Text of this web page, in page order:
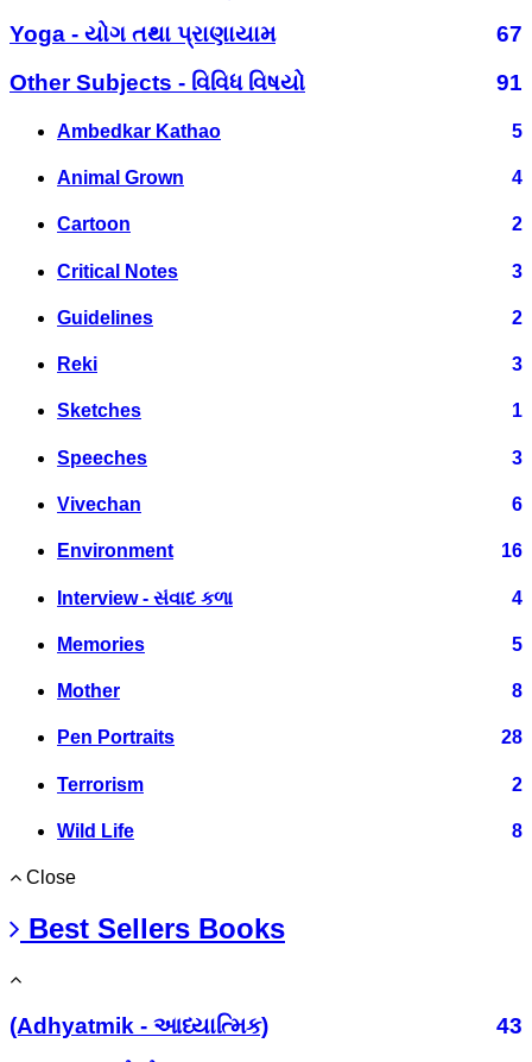
Yoga - યોગ તથા પ્રાણાયામ
67
Other Subjects - વિવિધ વિષયો
91
Ambedkar Kathao 5
Animal Grown 4
Cartoon 2
Critical Notes 3
Guidelines 2
Reki 3
Sketches 1
Speeches 3
Vivechan 6
Environment 16
Interview - સંવાદ કળા 4
Memories 5
Mother 8
Pen Portraits 28
Terrorism 2
Wild Life 8
Close
Best Sellers Books
(Adhyatmik - આધ્યાત્મિક)
43